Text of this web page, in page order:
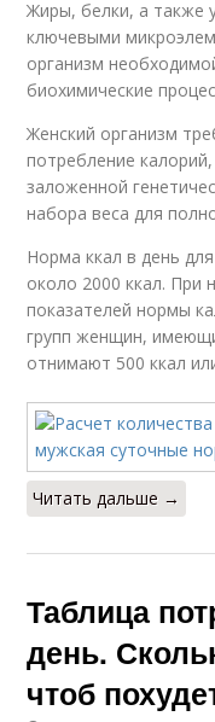
Жиры, белки, а также
ключевыми
организм
биохимические
Женский организм
потребление
заложенной
набора веса для
Норма ккал в день
около 2000 ккал. При
показателей нормы
групп женщин,
отнимают 500 ккал
Читать дальше →
Таблица
день.
чтоб